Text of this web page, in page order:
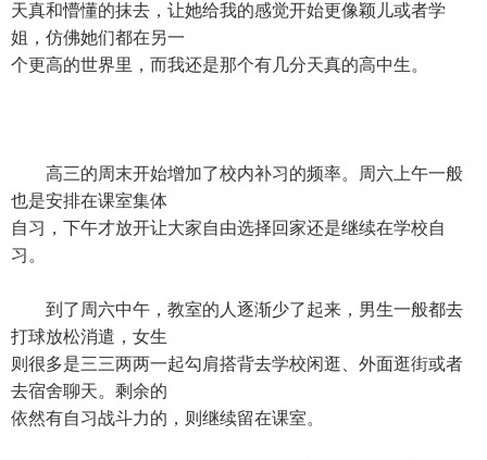
天真和懵懂的抹去，让她给我的感觉开始更像颖儿或者学
姐，仿佛她们都在另一
个更高的世界里，而我还是那个有几分天真的高中生。
高三的周末开始增加了校内补习的频率。周六上午一般
也是安排在课室集体
自习，下午才放开让大家自由选择回家还是继续在学校自
习。
到了周六中午，教室的人逐渐少了起来，男生一般都去
打球放松消遣，女生
则很多是三三两两一起勾肩搭背去学校闲逛、外面逛街或者
去宿舍聊天。剩余的
依然有自习战斗力的，则继续留在课室。